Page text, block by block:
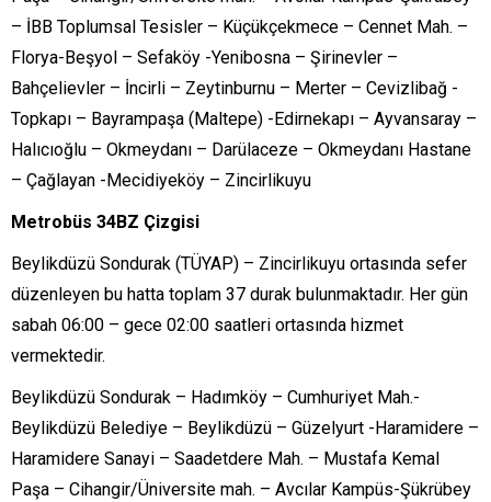
– İBB Toplumsal Tesisler – Küçükçekmece – Cennet Mah. –
Florya-Beşyol – Sefaköy -Yenibosna – Şirinevler –
Bahçelievler – İncirli – Zeytinburnu – Merter – Cevizlibağ -
Topkapı – Bayrampaşa (Maltepe) -Edirnekapı – Ayvansaray –
Halıcıoğlu – Okmeydanı – Darülaceze – Okmeydanı Hastane
– Çağlayan -Mecidiyeköy – Zincirlikuyu
Metrobüs 34BZ Çizgisi
Beylikdüzü Sondurak (TÜYAP) – Zincirlikuyu ortasında sefer
düzenleyen bu hatta toplam 37 durak bulunmaktadır. Her gün
sabah 06:00 – gece 02:00 saatleri ortasında hizmet
vermektedir.
Beylikdüzü Sondurak – Hadımköy – Cumhuriyet Mah.-
Beylikdüzü Belediye – Beylikdüzü – Güzelyurt -Haramidere –
Haramidere Sanayi – Saadetdere Mah. – Mustafa Kemal
Paşa – Cihangir/Üniversite mah. – Avcılar Kampüs-Şükrübey